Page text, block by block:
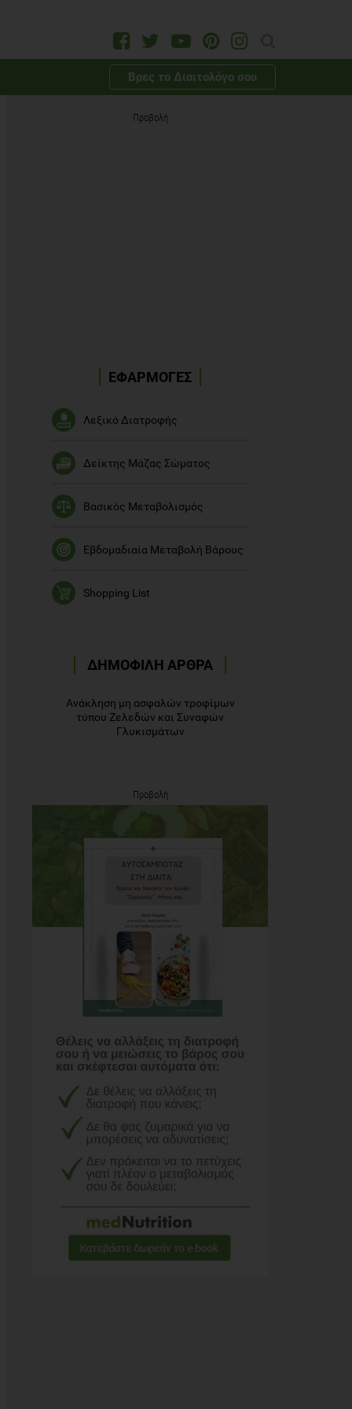
Βρες το Διαιτολόγο σου
Προβολή
ΔΗΜΟΦΙΛΗ ΑΡΘΡΑ
Ανάκληση μη ασφαλών τροφίμων
τύπου Ζελεδών και Συναφών
Γλυκισμάτων
ΕΦΑΡΜΟΓΕΣ
Λεξικό Διατροφής
Δείκτης Μάζας Σώματος
Βασικός Μεταβολισμός
Εβδομαδιαία Μεταβολή Βάρους
Shopping List
Προβολή